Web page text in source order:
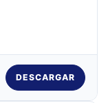
DESCARGAR